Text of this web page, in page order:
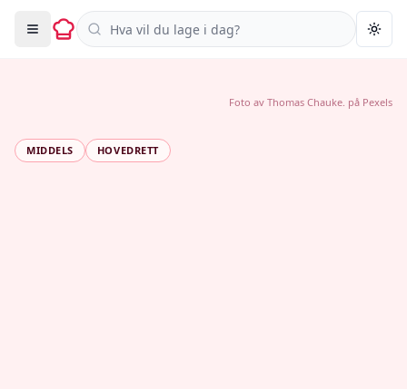
Søk i oppskrifter
MIDDELS HOVEDRETT
Foto av Thomas Chauke. på Pexels